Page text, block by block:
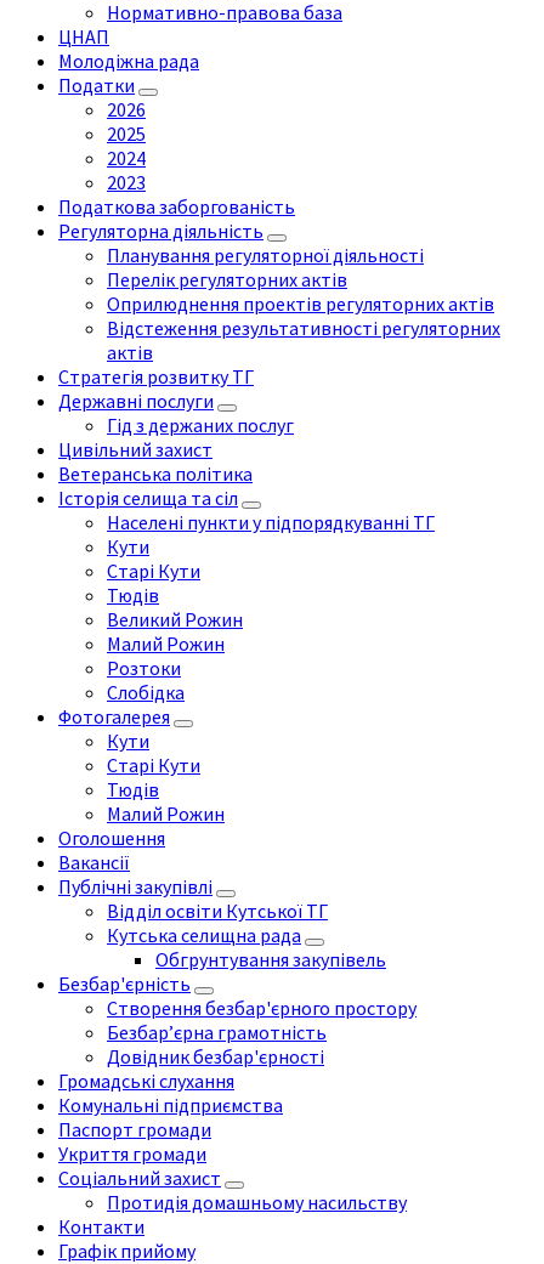
Нормативно-правова база
ЦНАП
Молодіжна рада
Податки
2026
2025
2024
2023
Податкова заборгованість
Регуляторна діяльність
Планування регуляторної діяльності
Перелік регуляторних актів
Оприлюднення проектів регуляторних актів
Відстеження результативності регуляторних
актів
Стратегія розвитку ТГ
Державні послуги
Гід з держаних послуг
Цивільний захист
Ветеранська політика
Історія селища та сіл
Населені пункти у підпорядкуванні ТГ
Кути
Старі Кути
Тюдів
Великий Рожин
Малий Рожин
Розтоки
Слобідка
Фотогалерея
Кути
Старі Кути
Тюдів
Малий Рожин
Оголошення
Вакансії
Публічні закупівлі
Відділ освіти Кутської ТГ
Кутська селищна рада
Обгрунтування закупівель
Безбар'єрність
Створення безбар'єрного простору
Безбар’єрна грамотність
Довідник безбар'єрності
Громадські слухання
Комунальні підприємства
Паспорт громади
Укриття громади
Соціальний захист
Протидія домашньому насильству
Контакти
Графік прийому